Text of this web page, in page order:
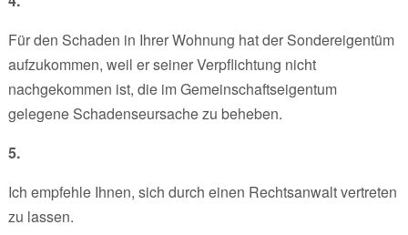
Für den Schaden in Ihrer Wohnung hat der Sondereigentüm
aufzukommen, weil er seiner Verpflichtung nicht
nachgekommen ist, die im Gemeinschaftseigentum
gelegene Schadenseursache zu beheben.
5.
Ich empfehle Ihnen, sich durch einen Rechtsanwalt vertreten
zu lassen.